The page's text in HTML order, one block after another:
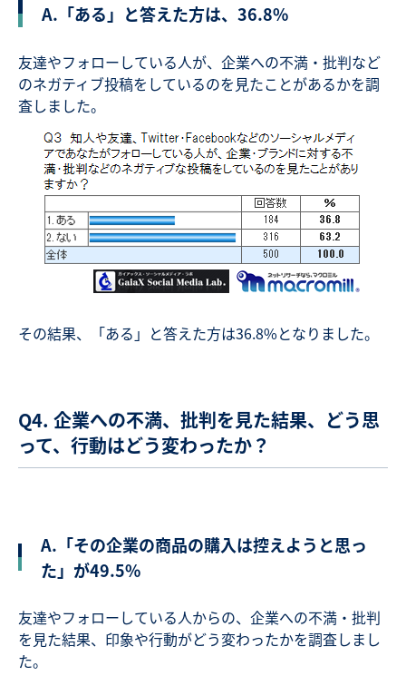
A.「ある」と答えた方は、36.8%
友達やフォローしている人が、企業への不満・批判など
のネガティブ投稿をしているのを見たことがあるかを調
査しました。
その結果、「ある」と答えた方は36.8%となりました。
Q4. 企業への不満、批判を見た結果、どう思
って、行動はどう変わったか？
A.「その企業の商品の購入は控えようと思っ
た」が49.5%
友達やフォローしている人からの、企業への不満・批判
を見た結果、印象や行動がどう変わったかを調査しまし
た。